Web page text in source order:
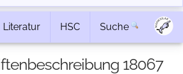
Literatur HSC Suche
18067